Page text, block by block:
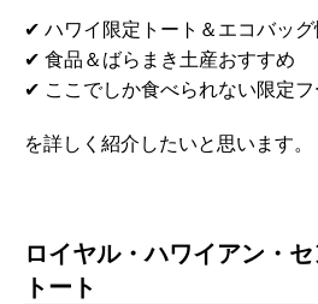
✔ ハワイ限定トート＆エコバッグ
✔ 食品＆ばらまき土産おすすめ
✔ ここでしか食べられない限定フ
を詳しく紹介したいと思います。
ロイヤル・ハワイアン・
トート